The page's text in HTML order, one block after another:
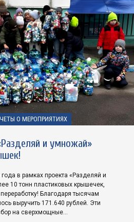
О МЕРОПРИЯТИЯХ
и умножай»
в рамках проекта «Разделяй и
10 тонн пластиковых крышечек,
Благодаря тысячам
выручить 171.640 рублей. Эти
на сверхмощные…